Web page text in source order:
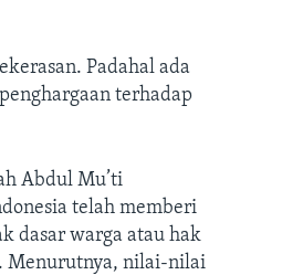
Padahal ada
terhadap
Abdul Mu’ti
telah memberi
dasar warga atau hak
Menurutnya, nilai-nilai